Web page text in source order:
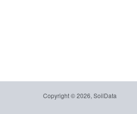
Copyright © 2026, SoilData